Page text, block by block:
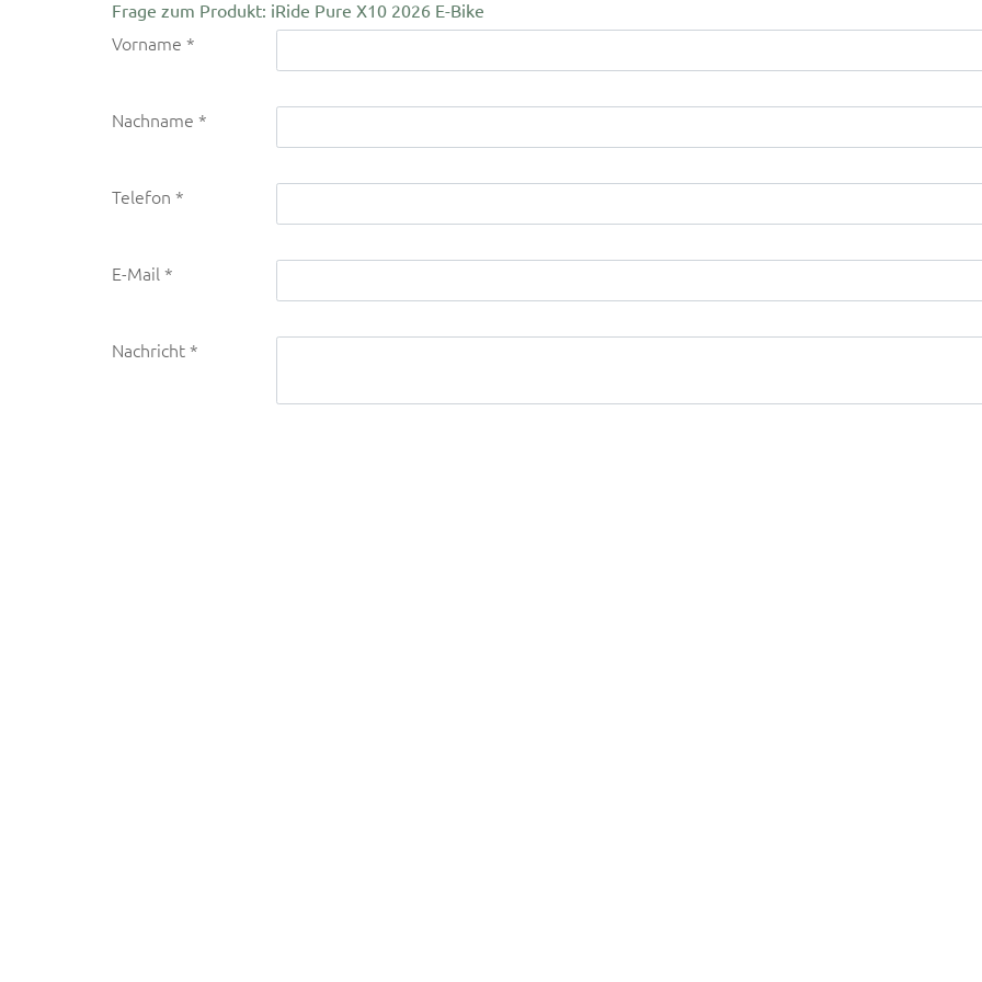
Frage zum Produkt: iRide Pure X10 2026 E-Bike
Vorname
Nachname
Telefon
E-Mail
Nachricht